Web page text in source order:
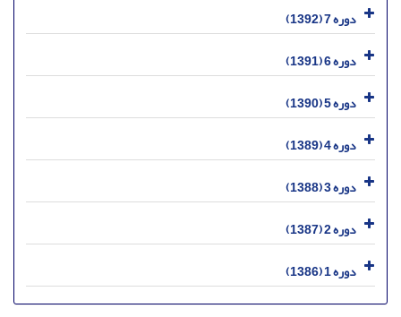
دوره 7 (1392)
دوره 6 (1391)
دوره 5 (1390)
دوره 4 (1389)
دوره 3 (1388)
دوره 2 (1387)
دوره 1 (1386)